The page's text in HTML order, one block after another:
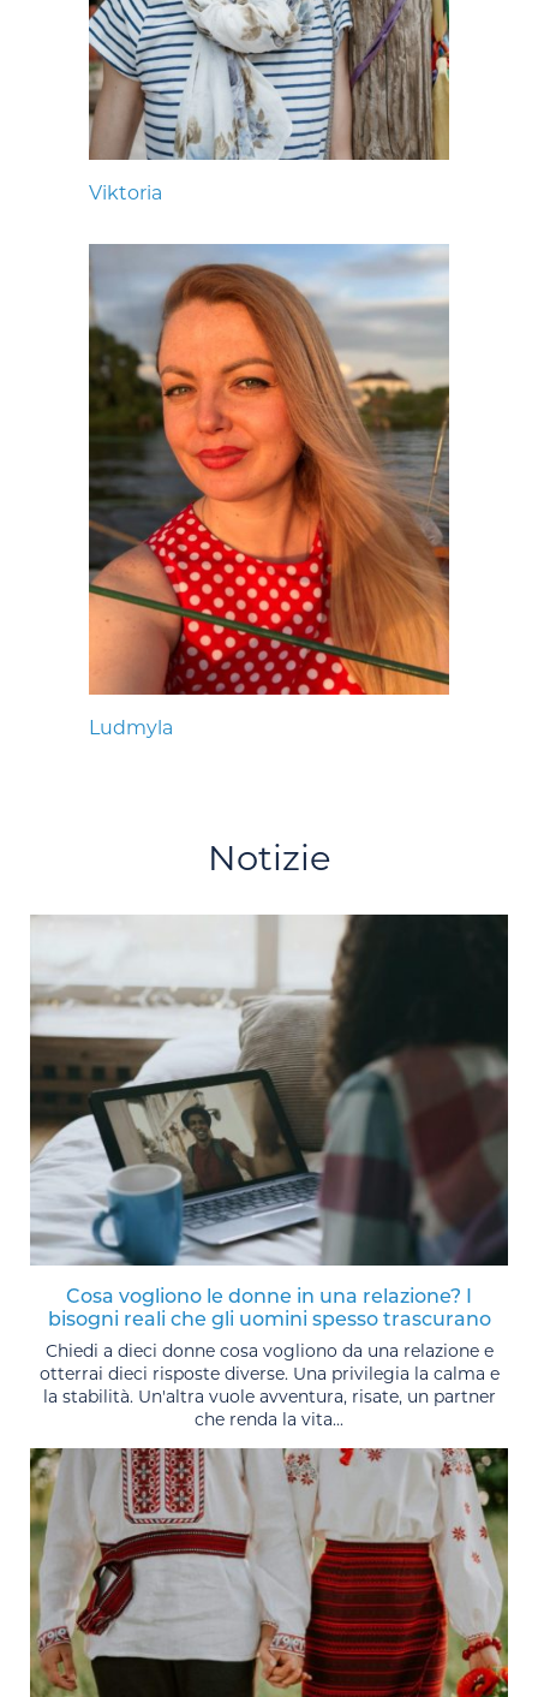
Viktoria
Ludmyla
Notizie
Cosa vogliono le donne in una relazione? I
bisogni reali che gli uomini spesso trascurano
Chiedi a dieci donne cosa vogliono da una relazione e
otterrai dieci risposte diverse. Una privilegia la calma e
la stabilità. Un'altra vuole avventura, risate, un partner
che renda la vita...